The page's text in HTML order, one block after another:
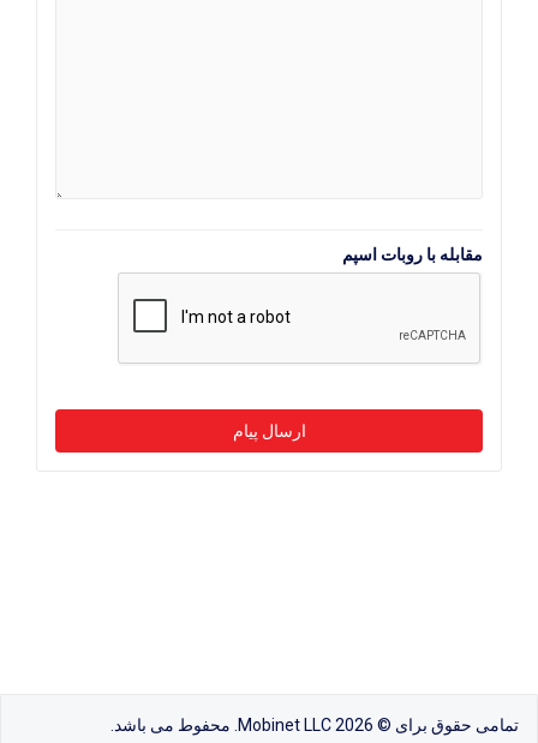
مقابله با روبات اسپم
تمامی حقوق برای © 2026 Mobinet LLC. محفوط می باشد.